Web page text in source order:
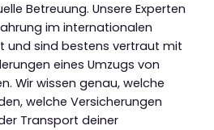
Betreuung. Unsere Experten
im internationalen
und sind bestens vertraut mit
eines Umzugs von
Wir wissen genau, welche
welche Versicherungen
Transport deiner